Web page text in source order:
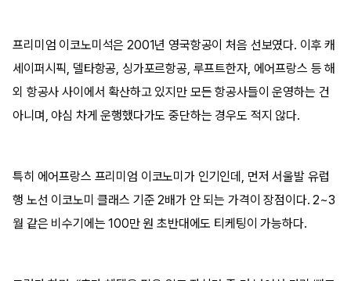
프리미엄 이코노미석은 2001년 영국항공이 처음 선보였다. 이후 캐
세이퍼시픽, 델타항공, 싱가포르항공, 루프트한자, 에어프랑스 등 해
외 항공사 사이에서 확산하고 있지만 모든 항공사들이 운영하는 건
아니며, 야심 차게 운행했다가도 중단하는 경우도 적지 않다.
특히 에어프랑스 프리미엄 이코노미가 인기인데, 먼저 서울발 유럽
행 노선 이코노미 클래스 기준 2배가 안 되는 가격이 장점이다. 2~3
월 같은 비수기에는 100만 원 초반대에도 티케팅이 가능하다.